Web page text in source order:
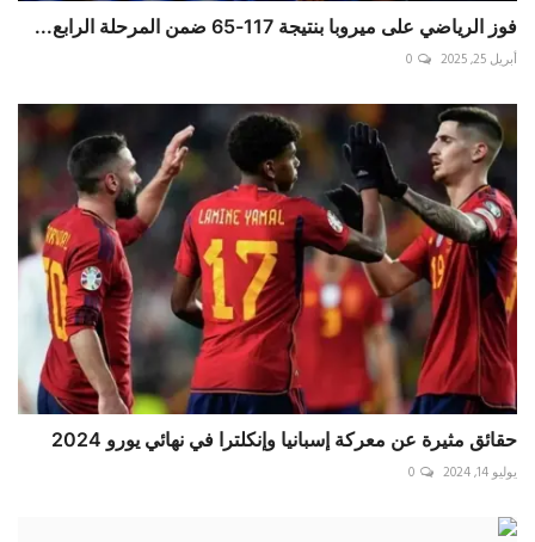
فوز الرياضي على ميروبا بنتيجة 117-65 ضمن المرحلة الرابع...
أبريل 25, 2025 0
حقائق مثيرة عن معركة إسبانيا وإنكلترا في نهائي يورو 2024
يوليو 14, 2024 0